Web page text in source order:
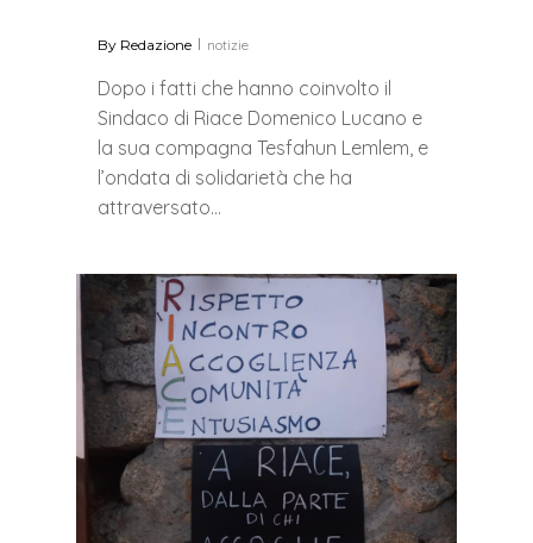
By Redazione notizie
Dopo i fatti che hanno coinvolto il
Sindaco di Riace Domenico Lucano e
la sua compagna Tesfahun Lemlem, e
l’ondata di solidarietà che ha
attraversato…